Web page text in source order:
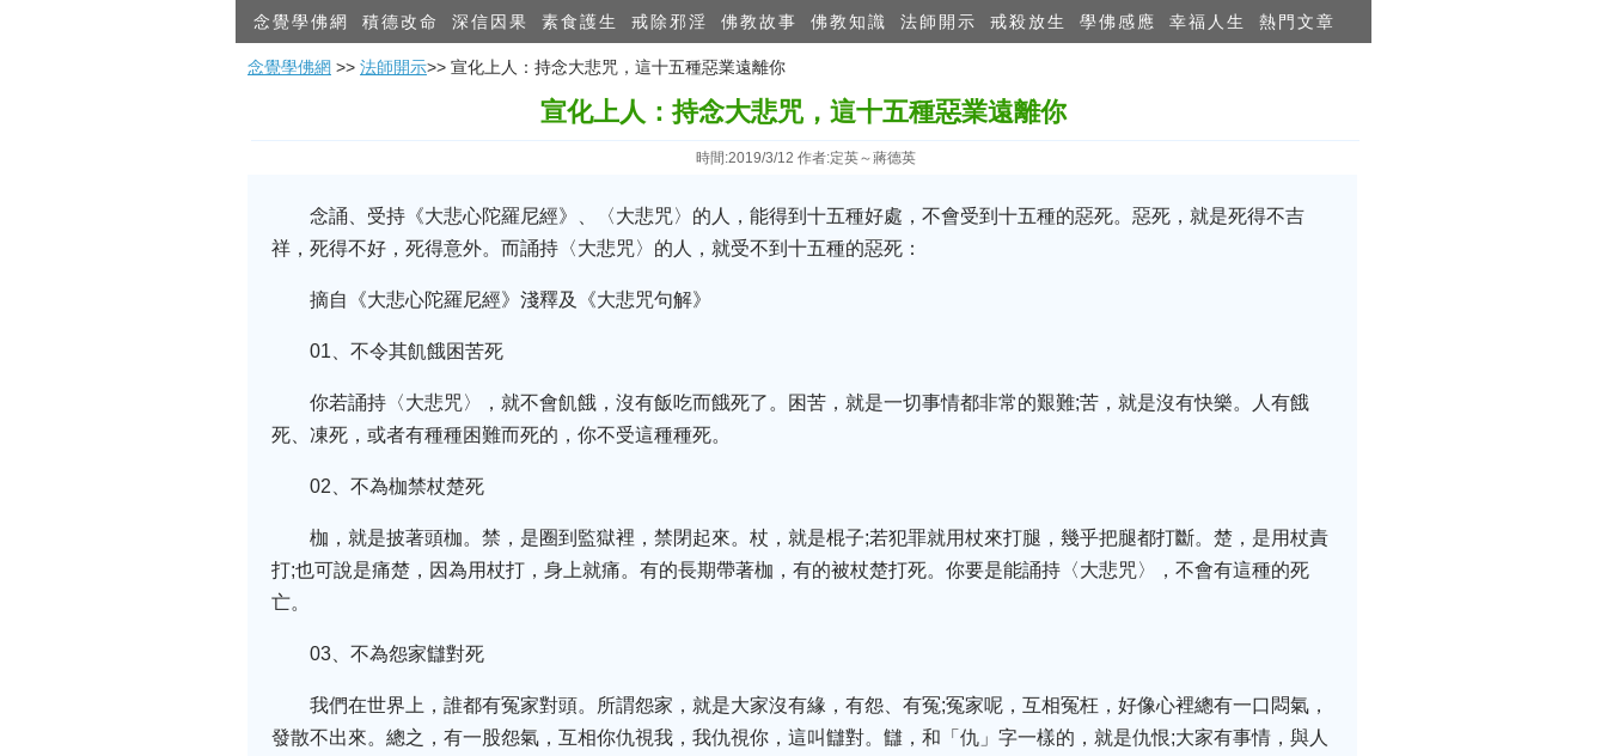
念覺學佛網 積德改命 深信因果 素食護生 戒除邪淫 佛教故事 佛教知識 法師開示 戒殺放生 學佛感應 幸福人生 熱門文章
念覺學佛網 >> 法師開示>> 宣化上人：持念大悲咒，這十五種惡業遠離你
宣化上人：持念大悲咒，這十五種惡業遠離你
時間:2019/3/12 作者:定英～蔣德英
念誦、受持《大悲心陀羅尼經》、〈大悲咒〉的人，能得到十五種好處，不會受到十五種的惡死。惡死，就是死得不吉
祥，死得不好，死得意外。而誦持〈大悲咒〉的人，就受不到十五種的惡死：
摘自《大悲心陀羅尼經》淺釋及《大悲咒句解》
01、不令其飢餓困苦死
你若誦持〈大悲咒〉，就不會飢餓，沒有飯吃而餓死了。困苦，就是一切事情都非常的艱難;苦，就是沒有快樂。人有餓
死、凍死，或者有種種困難而死的，你不受這種種死。
02、不為枷禁杖楚死
枷，就是披著頭枷。禁，是圈到監獄裡，禁閉起來。杖，就是棍子;若犯罪就用杖來打腿，幾乎把腿都打斷。楚，是用杖責
打;也可說是痛楚，因為用杖打，身上就痛。有的長期帶著枷，有的被杖楚打死。你要是能誦持〈大悲咒〉，不會有這種的死
亡。
03、不為怨家讎對死
我們在世界上，誰都有冤家對頭。所謂怨家，就是大家沒有緣，有怨、有冤;冤家呢，互相冤枉，好像心裡總有一口悶氣，
發散不出來。總之，有一股怨氣，互相你仇視我，我仇視你，這叫讎對。讎，和「仇」字一樣的，就是仇恨;大家有事情，與人